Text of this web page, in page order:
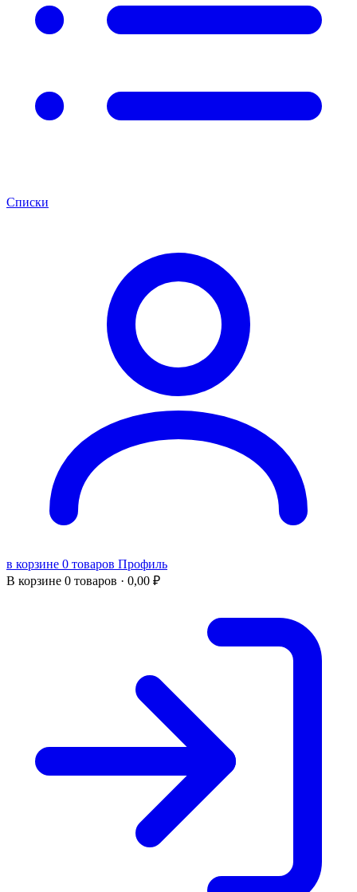
Списки
в корзине 0 товаров Профиль
В корзине 0 товаров · 0,00 ₽